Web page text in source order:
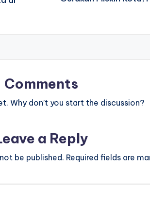
Comments
Why don’t you start the discussion?
a Reply
be published. Required fields are